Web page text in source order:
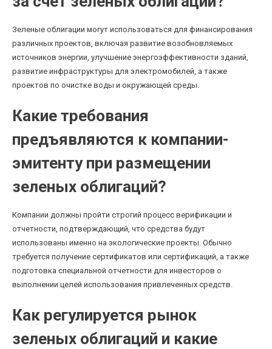
Зеленые облигации могут использоваться для финансирования
различных проектов, включая развитие возобновляемых
источников энергии, улучшение энергоэффективности зданий,
развитие инфраструктуры для электромобилей, а также
проектов по очистке воды и окружающей среды.
Какие требования
предъявляются к компании-
эмитенту при размещении
зеленых облигаций?
Компании должны пройти строгий процесс верификации и
отчетности, подтверждающий, что средства будут
использованы именно на экологические проекты. Обычно
требуется получение сертификатов или сертификаций, а также
подготовка специальной отчетности для инвесторов о
выполнении целей использования привлеченных средств.
Как регулируется рынок
зеленых облигаций и какие